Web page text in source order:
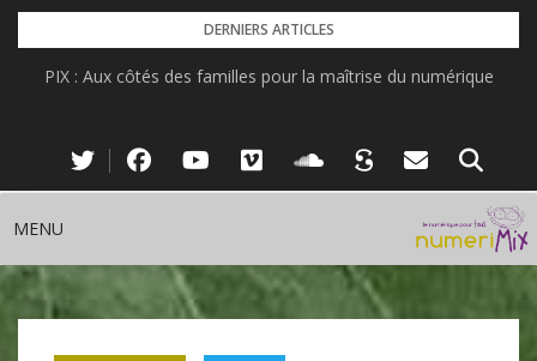
Skip
content
DERNIERS ARTICLES
PIX : Aux côtés des familles pour la maîtrise du numérique
MENU